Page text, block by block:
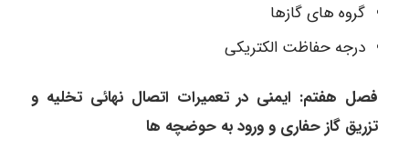
گروه های گازها
درجه حفاظت الکتریکی
فصل هفتم: ایمنی در تعمیرات اتصال نهائی تخلیه و
تزریق گاز حفاری و ورود به حوضچه ها